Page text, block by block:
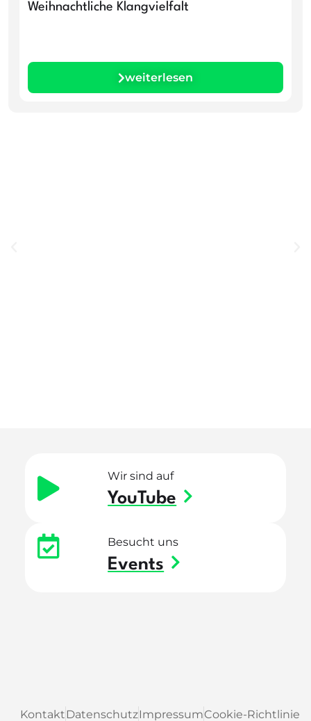
Weihnachtliche Klangvielfalt
weiterlesen
Wir sind auf
YouTube
Besucht uns
Events
KontaktDatenschutzImpressumCookie-Richtlinie